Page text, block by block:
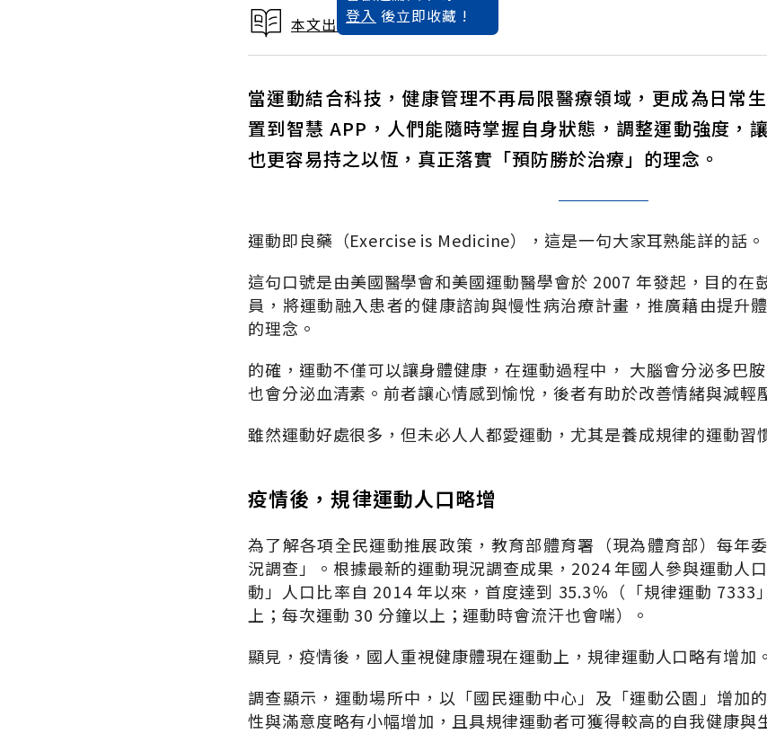
登入 後立即收藏 !
本文出自智慧運動潮
當運動結合科技，健康管理不再局限醫療領域，更成為日常
置到智慧 APP，人們能隨時掌握自身狀態，調整運動強度，
也更容易持之以恆，真正落實「預防勝於治療」的理念。
運動即良藥（Exercise is Medicine），這是一句大家耳熟能詳的話。
這句口號是由美國醫學會和美國運動醫學會於 2007 年發起，目的在
員，將運動融入患者的健康諮詢與慢性病治療計畫，推廣藉由提升
的理念。
的確，運動不僅可以讓身體健康，在運動過程中， 大腦會分泌多巴
也會分泌血清素。前者讓心情感到愉悅，後者有助於改善情緒與減輕
雖然運動好處很多，但未必人人都愛運動，尤其是養成規律的運動習
疫情後，規律運動人口略增
為了解各項全民運動推展政策，教育部體育署（現為體育部）每年
況調查」。根據最新的運動現況調查成果，2024 年國人參與運動人
動」人口比率自 2014 年以來，首度達到 35.3％（「規律運動 7333
上；每次運動 30 分鐘以上；運動時會流汗也會喘）。
顯見，疫情後，國人重視健康體現在運動上，規律運動人口略有增加。
調查顯示，運動場所中，以「國民運動中心」及「運動公園」增加
性與滿意度略有小幅增加，且具規律運動者可獲得較高的自我健康與